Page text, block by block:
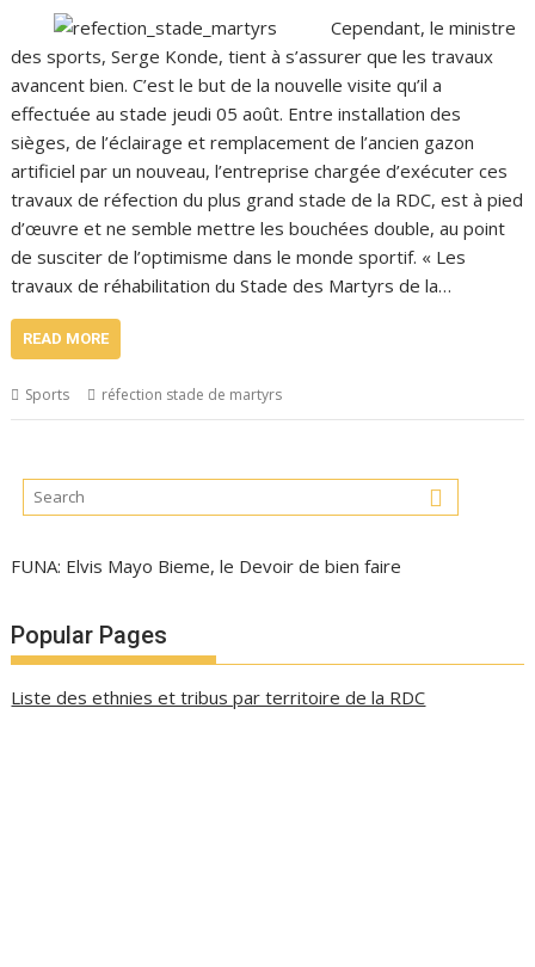
Cependant, le ministre
des sports, Serge Konde, tient à s’assurer que les travaux
avancent bien. C’est le but de la nouvelle visite qu’il a
effectuée au stade jeudi 05 août. Entre installation des
sièges, de l’éclairage et remplacement de l’ancien gazon
artificiel par un nouveau, l’entreprise chargée d’exécuter ces
travaux de réfection du plus grand stade de la RDC, est à pied
d’œuvre et ne semble mettre les bouchées double, au point
de susciter de l’optimisme dans le monde sportif. « Les
travaux de réhabilitation du Stade des Martyrs de la…
READ MORE
Sports réfection stade de martyrs
FUNA: Elvis Mayo Bieme, le Devoir de bien faire
Popular Pages
Liste des ethnies et tribus par territoire de la RDC